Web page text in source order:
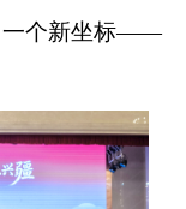
一个新坐标——